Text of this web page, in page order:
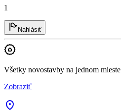
1
Nahlásiť
Všetky novostavby na jednom mieste
Zobraziť